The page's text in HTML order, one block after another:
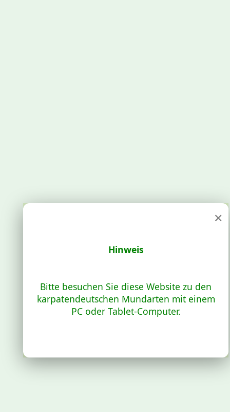
×
Hinweis
Bitte besuchen Sie diese Website zu den
karpatendeutschen Mundarten mit einem
PC oder Tablet-Computer.